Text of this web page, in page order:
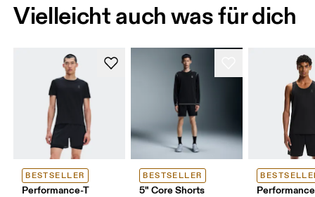
Vielleicht auch was für dich
BESTSELLER
Performance-T
BESTSELLER
5" Core Shorts